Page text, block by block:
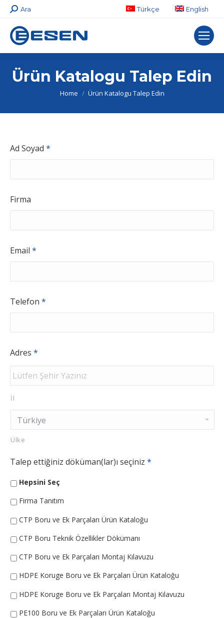
Search:
Ara Türkçe English
Ürün Katalogu Talep Edin
You are here:
Home Ürün Katalogu Talep Edin
Ad Soyad *
Firma
Email *
Telefon *
Adres *
İl
Ülke
Talep ettiğiniz döküman(lar)ı seçiniz *
Hepsini Seç
Firma Tanıtım
CTP Boru ve Ek Parçaları Ürün Kataloğu
CTP Boru Teknik Özellikler Dökümanı
CTP Boru ve Ek Parçaları Montaj Kılavuzu
HDPE Koruge Boru ve Ek Parçaları Ürün Kataloğu
HDPE Koruge Boru ve Ek Parçaları Montaj Kılavuzu
PE100 Boru ve Ek Parçaları Ürün Kataloğu